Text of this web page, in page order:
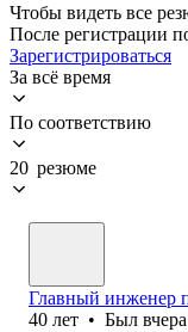
Чтобы видеть все
После регистрации
Зарегистрироваться
За всё время
По соответствию
20 резюме
Главный инженер
40 лет • Был вчера